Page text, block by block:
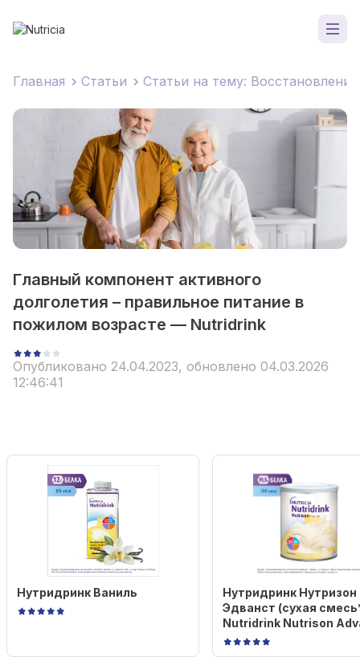
Главная Статьи Статьи на тему:
Главный компонент активного
долголетия – правильное питание в
пожилом возрасте — Nutridrink
Опубликовано 24.04.2023, обновлено 04.03.2026
12:46:41
Нутридринк Ваниль
Нутридринк Нутризон
Эдванст (cухая
Nutridrink Nutrison